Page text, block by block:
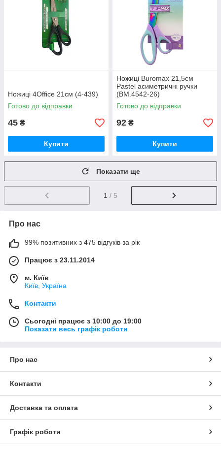
Ножиці 4Office 21см (4-439)
Готово до відправки
45 ₴
Купити
Ножиці Buromax 21,5см
Pastel асиметричні ручки
(BM.4542-26)
Готово до відправки
92 ₴
Купити
Показати ще
1 / 5
Про нас
99% позитивних з 475 відгуків за рік
Працює з 23.11.2014
м. Київ
Київ, Україна
Контакти
Сьогодні працює з 10:00 до 19:00
Показати весь графік роботи
Про нас
Контакти
Доставка та оплата
Графік роботи